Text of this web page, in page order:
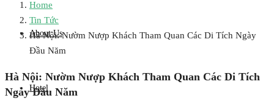
About Us
Hotel
Home
Tin Tức
Hà Nội: Nườm Nượp Khách Tham Quan Các Di Tích Ngày
Đầu Năm
Hà Nội: Nườm Nượp Khách Tham Quan Các Di Tích
Ngày Đầu Năm